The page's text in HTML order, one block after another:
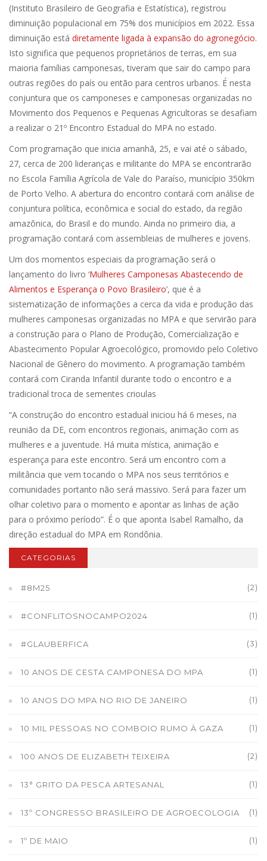
(Instituto Brasileiro de Geografia e Estatística), registrou
diminuição populacional em 75% dos municípios em 2022. Essa
diminuição está diretamente ligada à expansão do agronegócio.
Isto significa que pequenos proprietários de terras, em sua
maioria famílias camponesas, tiveram que sair do campo para
outras regiões do país ou então para centros urbanos. É nesta
conjuntura que os camponeses e camponesas organizadas no
Movimento dos Pequenos e Pequenas Agricultoras se desafiam
a realizar o 21º Encontro Estadual do MPA no estado.
Com programação que inicia amanhã, 25, e vai até o sábado,
27, cerca de 200 lideranças e militante do MPA se encontrarão
no Escola Família Agrícola de Vale do Paraíso, município 350km
de Porto Velho. A abertura do encontro contará com análise de
conjuntura política, econômica e social do estado, da região
amazônica, do Brasil e do mundo. Ainda no primeiro dia, a
programação contará com assembleias de mulheres e jovens.
Um dos momentos especiais da programação será o
lançamento do livro ‘Mulheres Camponesas Abastecendo de
Alimentos e Esperança o Povo Brasileiro’, que é a
sistematização de informações a cerca da vida e produção das
mulheres camponesas organizadas no MPA e que servirão para
a construção para o Plano de Produção, Comercialização e
Abastecimento Popular Agroecológico, promovido pelo Coletivo
Nacional de Gênero do movimento. A programação também
contará com Ciranda Infantil durante todo o encontro e a
tradicional troca de sementes crioulas
“A construção do encontro estadual iniciou há 6 meses, na
reunião da DE, com encontros regionais, animação com as
mulheres e a juventude. Há muita mística, animação e
esperança para este encontro. Será um encontro com a
militância que vem tocando o MPA nos seus territórios e
comunidades portanto não será massivo. Será para fazer um
olhar coletivo para o momento e apontar as linhas de ação
para o próximo período”. É o que aponta Isabel Ramalho, da
direção estadual do MPA em Rondônia.
CATEGORIAS
#8M25 (2)
#CONFLITOSNOCAMPO2024 (1)
#GLAUBERFICA (3)
10 ANOS DE CESTA CAMPONESA DO MPA (1)
10 ANOS DO MPA NO RIO DE JANEIRO (1)
10 MIL PESSOAS NO COMBOIO RUMO À GAZA (1)
100 ANOS DE ELIZABETH TEIXEIRA (2)
13° GRITO DA PESCA ARTESANAL (1)
13º CONGRESSO BRASILEIRO DE AGROECOLOGIA (1)
1º DE MAIO (1)